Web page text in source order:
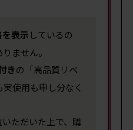
表示 しているの
ません。
きの「高品質リペ
使用も申し分なく
ただいた上で、購